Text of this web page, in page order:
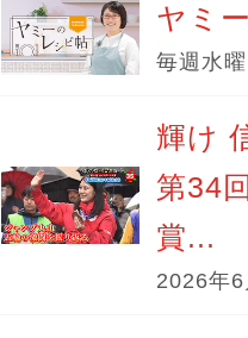
ヤミ
毎週水
輝け
第34
賞...
2026年